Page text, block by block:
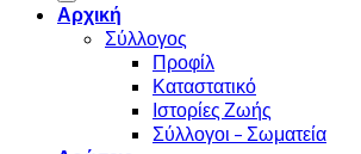
Αρχική
Σύλλογος
Προφίλ
Καταστατικό
Ιστορίες Ζωής
Σύλλογοι – Σωματεία